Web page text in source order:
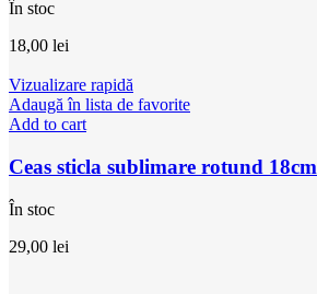
În stoc
18,00 lei
Vizualizare rapidă
Adaugă în lista de favorite
Add to cart
Ceas sticla sublimare rotund 18cm
În stoc
29,00 lei